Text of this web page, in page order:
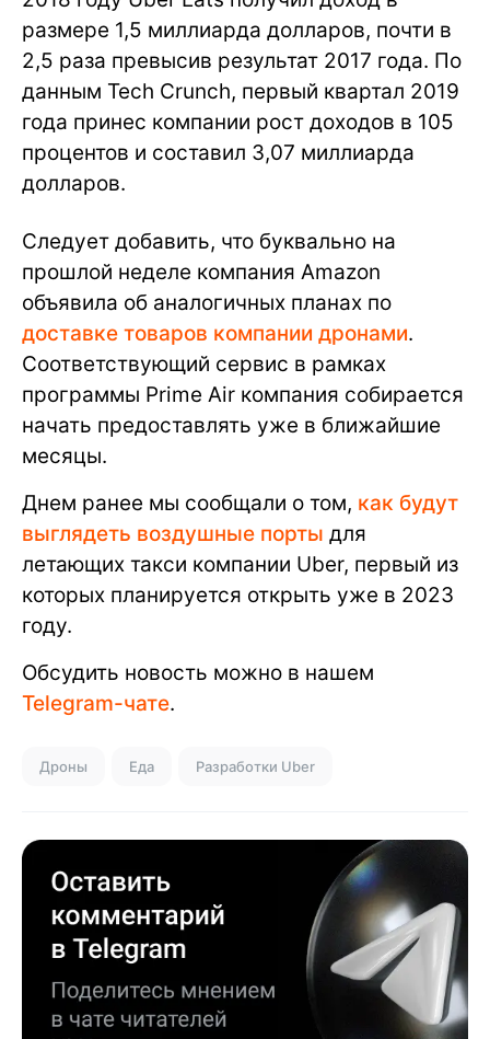
размере 1,5 миллиарда долларов, почти в
2,5 раза превысив результат 2017 года. По
данным Tech Crunch, первый квартал 2019
года принес компании рост доходов в 105
процентов и составил 3,07 миллиарда
долларов.
Следует добавить, что буквально на
прошлой неделе компания Amazon
объявила об аналогичных планах по
доставке товаров компании дронами.
Соответствующий сервис в рамках
программы Prime Air компания собирается
начать предоставлять уже в ближайшие
месяцы.
Днем ранее мы сообщали о том, как будут
выглядеть воздушные порты для
летающих такси компании Uber, первый из
которых планируется открыть уже в 2023
году.
Обсудить новость можно в нашем
Telegram-чате.
Дроны Еда Разработки Uber